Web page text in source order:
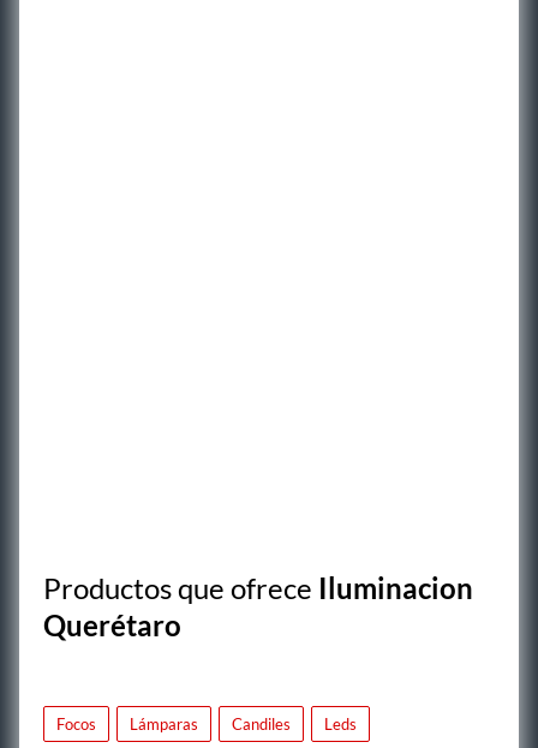
Productos que ofrece Iluminacion
Querétaro
Focos Lámparas Candiles Leds